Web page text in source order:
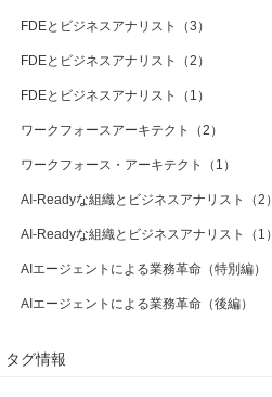
FDEとビジネスアナリスト（3）
FDEとビジネスアナリスト（2）
FDEとビジネスアナリスト（1）
ワークフォースアーキテクト（2）
ワークフォース・アーキテクト（1）
AI-Readyな組織とビジネスアナリスト（2）
AI-Readyな組織とビジネスアナリスト（1）
AIエージェントによる業務革命（特別編）
AIエージェントによる業務革命（後編）
タグ情報